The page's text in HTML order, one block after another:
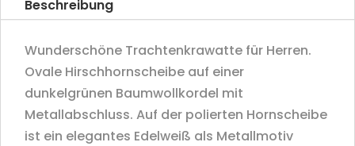
Beschreibung
Wunderschöne Trachtenkrawatte für Herren.
Ovale Hirschhornscheibe auf einer
dunkelgrünen Baumwollkordel mit
Metallabschluss. Auf der polierten Hornscheibe
ist ein elegantes Edelweiß als Metallmotiv